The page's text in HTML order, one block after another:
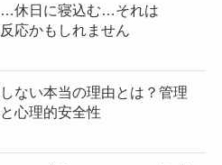
…休日に寝込む…それは
応かもしれません
ない本当の理由とは？管理
心理的安全性